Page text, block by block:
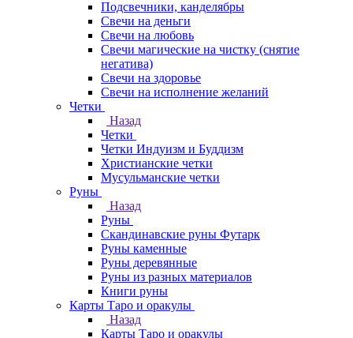
Подсвечники, канделябры
Свечи на деньги
Свечи на любовь
Свечи магические на чистку (снятие
негатива)
Свечи на здоровье
Свечи на исполнение желаний
Четки
Назад
Четки
Четки Индуизм и Буддизм
Христианские четки
Мусульманские четки
Руны
Назад
Руны
Скандинавские руны Футарк
Руны каменные
Руны деревянные
Руны из разных материалов
Книги руны
Карты Таро и оракулы
Назад
Карты Таро и оракулы